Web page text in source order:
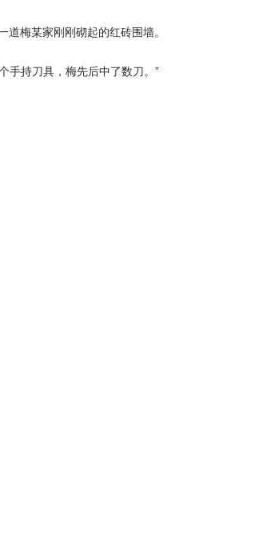
梅某家刚刚砌起的红砖围墙。
手持刀具，梅先后中了数刀。”